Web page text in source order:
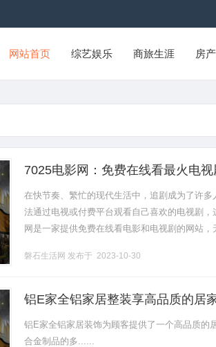
网站首页 综艺娱乐 商旅生涯 房
7025电影网：免费在线看最火电视
在快节奏、繁忙的现代生活中，追剧成为了许
法通过电视或付费平台观看自己喜欢的电视剧
网是一家提供免费在线看电影和电视剧的网站
剧.........
磐石生活网 发布于 2023-10-30
铝E家全铝家居整装享高品质的居
铝E家全铝家居装饰为顾客提供了一个高品质的
合金制品的多......